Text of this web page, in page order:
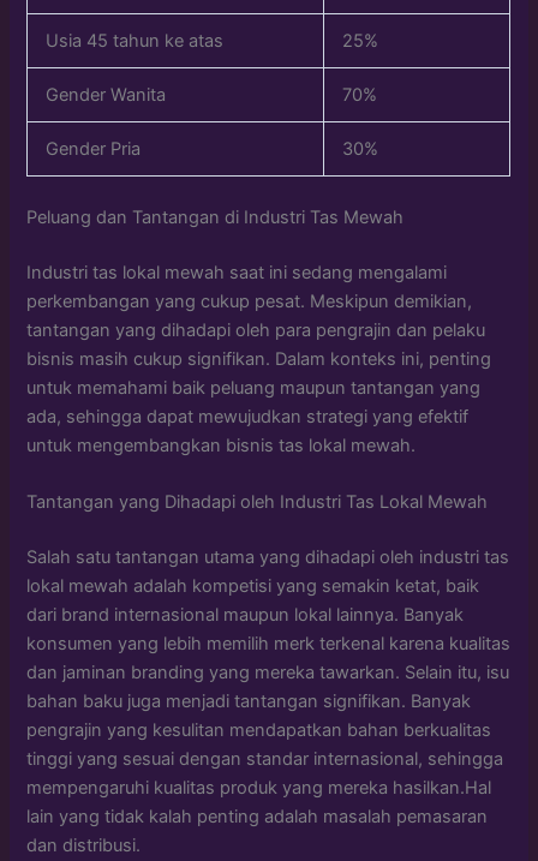
Usia 45 tahun ke atas 25%
Gender Wanita 70%
Gender Pria 30%
Peluang dan Tantangan di Industri Tas Mewah
Industri tas lokal mewah saat ini sedang mengalami
perkembangan yang cukup pesat. Meskipun demikian,
tantangan yang dihadapi oleh para pengrajin dan pelaku
bisnis masih cukup signifikan. Dalam konteks ini, penting
untuk memahami baik peluang maupun tantangan yang
ada, sehingga dapat mewujudkan strategi yang efektif
untuk mengembangkan bisnis tas lokal mewah.
Tantangan yang Dihadapi oleh Industri Tas Lokal Mewah
Salah satu tantangan utama yang dihadapi oleh industri tas
lokal mewah adalah kompetisi yang semakin ketat, baik
dari brand internasional maupun lokal lainnya. Banyak
konsumen yang lebih memilih merk terkenal karena kualitas
dan jaminan branding yang mereka tawarkan. Selain itu, isu
bahan baku juga menjadi tantangan signifikan. Banyak
pengrajin yang kesulitan mendapatkan bahan berkualitas
tinggi yang sesuai dengan standar internasional, sehingga
mempengaruhi kualitas produk yang mereka hasilkan.Hal
lain yang tidak kalah penting adalah masalah pemasaran
dan distribusi.